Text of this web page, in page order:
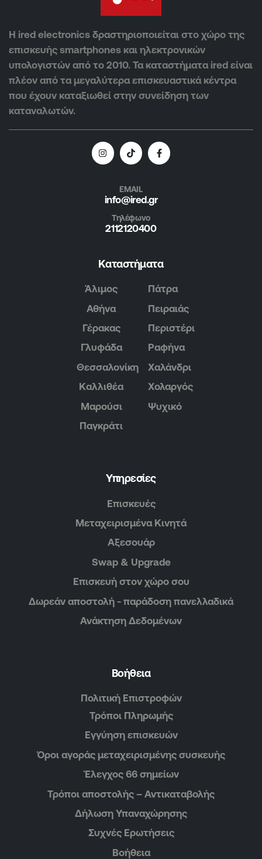
Η ired electronics δραστηριοποιείται στο χώρο της
επισκευής smartphones και ηλεκτρονικών
υπολογιστών από το 2010. Τα καταστήματα ired είναι
πλέον από τα μεγαλύτερα επισκευαστικά κέντρα
που έχουν καταξιωθεί στην συνείδηση των
καταναλωτών.
EMAIL
info@ired.gr
Τηλέφωνο
2112120400
Καταστήματα
Άλιμος
Αθήνα
Γέρακας
Γλυφάδα
Θεσσαλονίκη
Καλλιθέα
Μαρούσι
Παγκράτι
Πάτρα
Πειραιάς
Περιστέρι
Ραφήνα
Χαλάνδρι
Χολαργός
Ψυχικό
Υπηρεσίες
Επισκευές
Μεταχειρισμένα Κινητά
Αξεσουάρ
Swap & Upgrade
Επισκευή στον χώρο σου
Δωρεάν αποστολή - παράδοση πανελλαδικά
Ανάκτηση Δεδομένων
Βοήθεια
Πολιτική Επιστροφών
Τρόποι Πληρωμής
Εγγύηση επισκευών
Όροι αγοράς μεταχειρισμένης συσκευής
Έλεγχος 66 σημείων
Τρόποι αποστολής – Αντικαταβολής
Δήλωση Υπαναχώρησης
Συχνές Ερωτήσεις
Βοήθεια